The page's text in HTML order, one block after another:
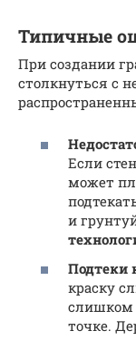
Типичные
При создании
столкнуться с
Если
может
и
Подтеки
краску
слишком
точке.